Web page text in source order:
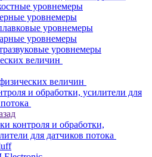
уровнемеры
уровнемеры
уровнемеры
уровнемеры
уровнемеры
величин
величин
и обработки, усилители для
контроля и обработки,
для датчиков потока